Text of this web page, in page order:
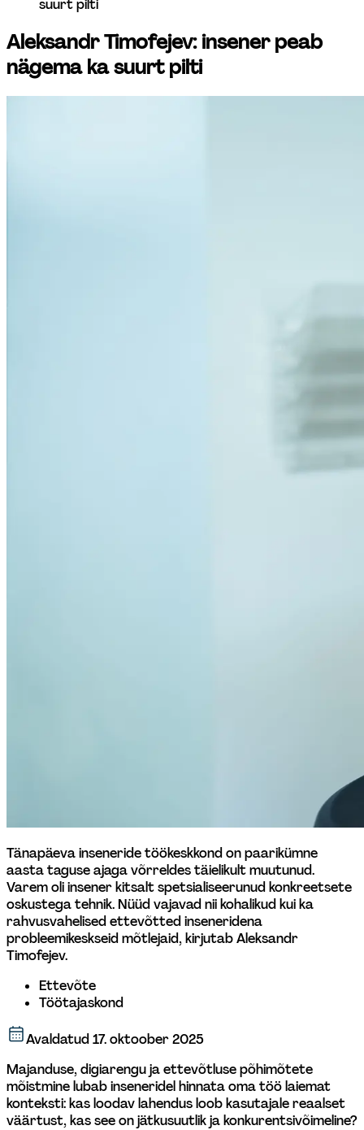
suurt pilti
Aleksandr Timofejev: insener peab
nägema ka suurt pilti
Tänapäeva inseneride töökeskkond on paarikümne
aasta taguse ajaga võrreldes täielikult muutunud.
Varem oli insener kitsalt spetsialiseerunud konkreetsete
oskustega tehnik. Nüüd vajavad nii kohalikud kui ka
rahvusvahelised ettevõtted inseneridena
probleemikeskseid mõtlejaid, kirjutab Aleksandr
Timofejev.
Ettevõte
Töötajaskond
Avaldatud17. oktoober 2025
Majanduse, digiarengu ja ettevõtluse põhimõtete
mõistmine lubab inseneridel hinnata oma töö laiemat
konteksti: kas loodav lahendus loob kasutajale reaalset
väärtust, kas see on jätkusuutlik ja konkurentsivõimeline?